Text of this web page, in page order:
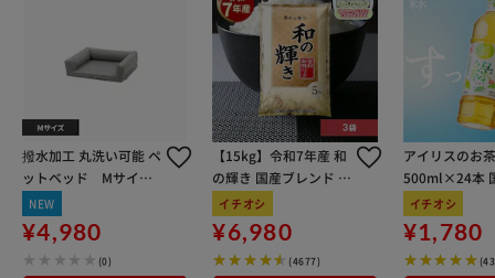
撥水加工 丸洗い可能 ペ
ットベッド Mサイズ
T0182PTBDM-LGY ラ
イトグレー
NEW
¥4,980
(0)
【15kg】令和7年産 和
の輝き 国産ブレンド 5
kg×3袋
イチオシ
¥6,980
(4677)
アイリスのお
500ml×24本
100％使用
イチオシ
¥1,780